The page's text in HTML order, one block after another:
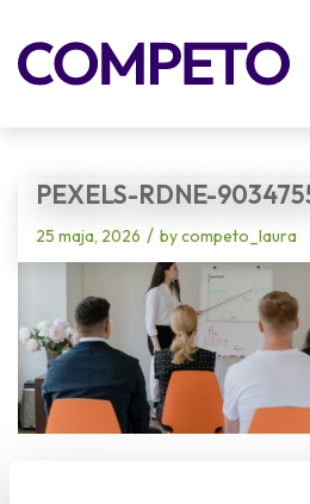
You are here: Home Vhodna stran
/
SPIN UP – Podpora zaposlenim pri spremembah
PEXELS-RDNE-
25 maja, 2026 / bycompeto_laura